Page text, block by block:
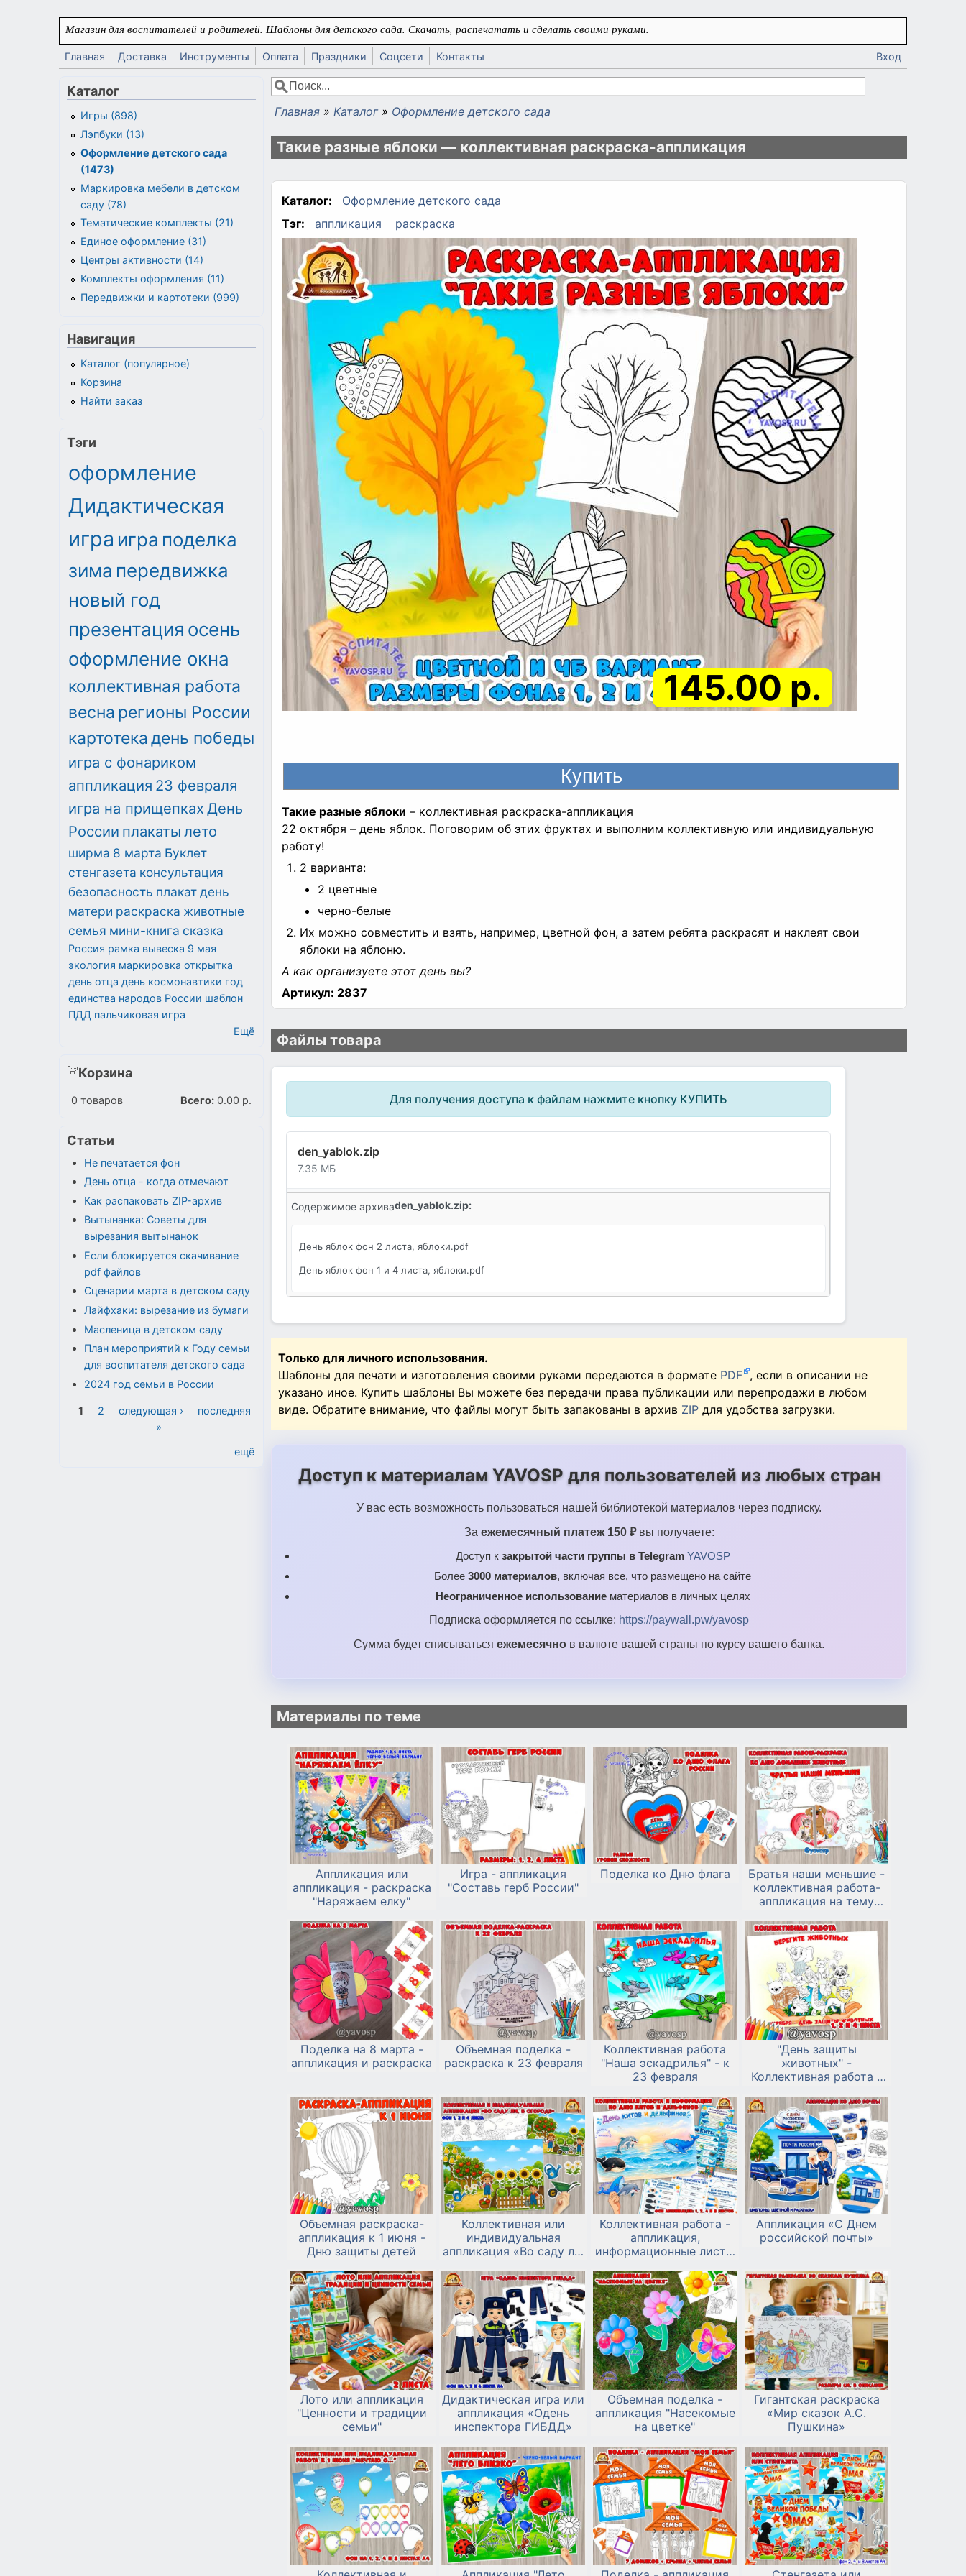
Перейти к основному содержанию
Магазин для воспитателей и родителей. Шаблоны для детского сада. Скачать, распечатать и сделать своими руками.
Главная Доставка Инструменты Оплата Праздники Соцсети Контакты Вход
Форма поиска
Поиск
Вы здесь
Главная » Каталог » Оформление детского сада
Такие разные яблоки — коллективная раскраска-аппликация
Каталог:
Оформление детского сада
Тэг:
аппликация раскраска
145.00 р.
Такие разные яблоки – коллективная раскраска-аппликация
22 октября – день яблок. Поговорим об этих фруктах и выполним коллективную или индивидуальную
работу!
2 варианта:
2 цветные
черно-белые
Их можно совместить и взять, например, цветной фон, а затем ребята раскрасят и наклеят свои
яблоки на яблоню.
А как организуете этот день вы?
Артикул: 2837
Файлы товара
Для получения доступа к файлам нажмите кнопку КУПИТЬ
den_yablok.zip
7.35 МБ
Содержимое архиваden_yablok.zip:
День яблок фон 2 листа, яблоки.pdf
День яблок фон 1 и 4 листа, яблоки.pdf
Только для личного использования.
Шаблоны для печати и изготовления своими руками передаются в формате PDF , если в описании не
указано иное. Купить шаблоны Вы можете без передачи права публикации или перепродажи в любом
виде. Обратите внимание, что файлы могут быть запакованы в архив ZIP для удобства загрузки.
Доступ к материалам YAVOSP для пользователей из любых стран
У вас есть возможность пользоваться нашей библиотекой материалов через подписку.
За ежемесячный платеж 150 ₽вы получаете:
Доступ к закрытой части группы в Telegram YAVOSP
Более 3000 материалов, включая все, что размещено на сайте
Неограниченное использованиематериалов в личных целях
Подписка оформляется по ссылке: https://paywall.pw/yavosp
Сумма будет списываться ежемесячно в валюте вашей страны по курсу вашего банка.
Материалы по теме
Аппликация или
аппликация - раскраска
"Наряжаем елку"
Игра - аппликация
"Составь герб России"
Поделка ко Дню флага
Братья наши меньшие -
коллективная работа-
аппликация на тему
Поделка на 8 марта -
аппликация и раскраска
Объемная поделка -
раскраска к 23 февраля
Коллективная работа
"Наша эскадрилья" - к
23 февраля
"День защиты
животных" -
Коллективная работа -
Объемная раскраска-
аппликация к 1 июня -
Дню защиты детей
Коллективная или
индивидуальная
аппликация «Во саду ли,
Коллективная работа -
аппликация,
информационные листы
рисования ко Дню китов
и дельфинов.
Аппликация «С Днем
российской почты»
Лото или аппликация
"Ценности и традиции
семьи"
Дидактическая игра или
аппликация «Одень
инспектора ГИБДД»
Объемная поделка -
аппликация "Насекомые
на цветке"
Гигантская раскраска
«Мир сказок А.С.
Пушкина»
Каталог
Игры (898)
Лэпбуки (13)
Оформление детского сада
(1473)
Маркировка мебели в детском
саду (78)
Тематические комплекты (21)
Единое оформление (31)
Центры активности (14)
Комплекты оформления (11)
Передвижки и картотеки (999)
Навигация
Каталог (популярное)
Корзина
Найти заказ
Тэги
оформление
Дидактическая
игра игра поделка
зима передвижка
новый год
презентация осень
оформление окна
коллективная работа
весна регионы России
картотекадень победы
игра с фонариком
аппликация 23 февраля
игра на прищепках День
России плакаты лето
ширма 8 марта Буклет
стенгазета консультация
безопасность плакатдень
матери раскраска животные
семья мини-книга сказка
Россия рамка вывеска 9 мая
экология маркировка открытка
день отца день космонавтики год
единства народов России шаблон
ПДД пальчиковая игра
Ещё
Корзина
0 товаров Всего: 0.00 р.
Статьи
Не печатается фон
День отца - когда отмечают
Как распаковать ZIP-архив
Вытынанка: Советы для
вырезания вытынанок
Если блокируется скачивание
pdf файлов
Сценарии марта в детском саду
Лайфхаки: вырезание из бумаги
Масленица в детском саду
План мероприятий к Году семьи
для воспитателя детского сада
2024 год семьи в России
Страницы
1 2 следующая ›
последняя
»
ещё